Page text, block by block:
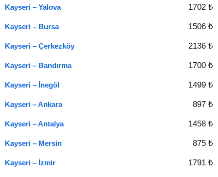
Kayseri – Yalova 1702 ₺
Kayseri – Bursa 1506 ₺
Kayseri – Çerkezköy 2136 ₺
Kayseri – Bandırma 1700 ₺
Kayseri – İnegöl 1499 ₺
Kayseri – Ankara 897 ₺
Kayseri – Antalya 1458 ₺
Kayseri – Mersin 875 ₺
Kayseri – İzmir 1791 ₺